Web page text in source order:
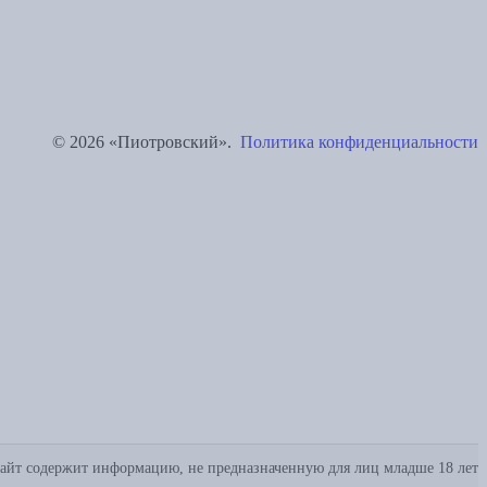
© 2026 «Пиотровский». Политика конфиденциальности
содержит информацию, не предназначенную для лиц младше 18 лет